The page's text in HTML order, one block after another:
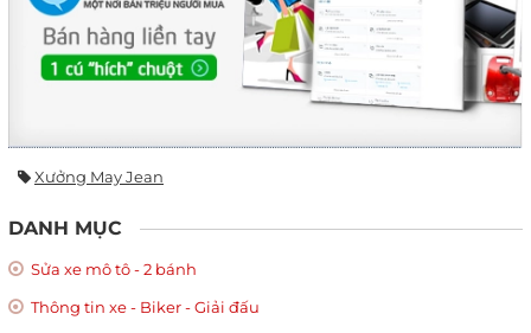
Xưởng May Jean
DANH MỤC
Sửa xe mô tô - 2 bánh
Thông tin xe - Biker - Giải đấu